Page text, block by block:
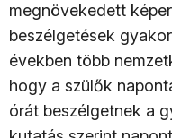
megnövekedett
beszélgetések
években több
hogy a szülők
órát beszélgetnek a